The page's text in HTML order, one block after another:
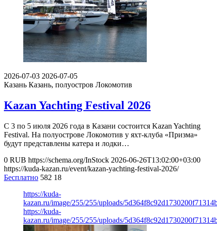
2026-07-03 2026-07-05
Казань Казань, полуостров Локомотив
Kazan Yachting Festival 2026
С 3 по 5 июля 2026 года в Казани состоится Kazan Yachting
Festival. На полуострове Локомотив у яхт-клуба «Призма»
будут представлены катера и лодки…
0 RUB https://schema.org/InStock 2026-06-26T13:02:00+03:00
https://kuda-kazan.ru/event/kazan-yachting-festival-2026/
Бесплатно 582 18
https://kuda-
kazan.ru/image/255/255/uploads/
https://kuda-
kazan.ru/image/255/255/uploads/